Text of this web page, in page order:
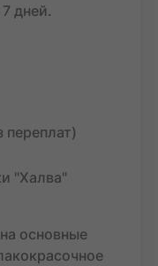
дней.
переплат)
"Халва"
основные